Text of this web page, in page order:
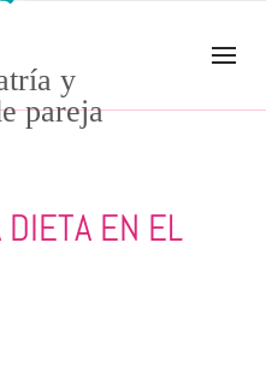
y
pareja
EN EL